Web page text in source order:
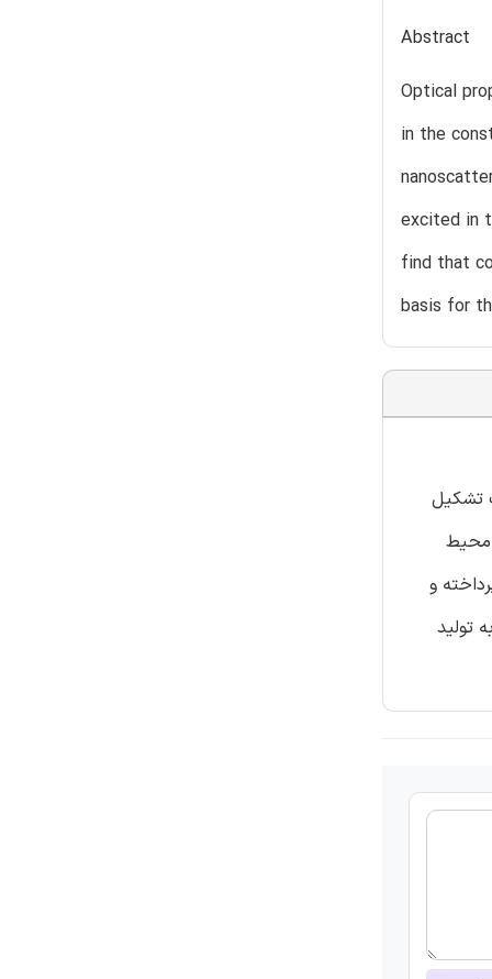
Abstract
Optical
in the
excited in
find that
basis for
تشکیل
محیط
و
تولید